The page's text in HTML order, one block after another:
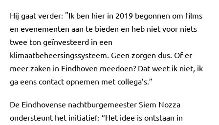
Hij gaat verder: "Ik ben hier in 2019 begonnen om films
en evenementen aan te bieden en heb niet voor niets
twee ton geïnvesteerd in een
klimaatbeheersingssysteem. Geen zorgen dus. Of er
meer zaken in Eindhoven meedoen? Dat weet ik niet, ik
ga eens contact opnemen met collega’s.”
De Eindhovense nachtburgemeester Siem Nozza
ondersteunt het initiatief: “Het idee is ontstaan in